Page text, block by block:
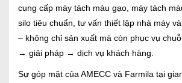
cung cấp máy tách màu gạo, máy tách
silo tiêu chuẩn, tư vấn thiết lập nhà máy
– không chỉ sản xuất mà còn phục vụ
→ giải pháp → dịch vụ khách hàng.
Sự góp mặt của AMECC và Farmila tại